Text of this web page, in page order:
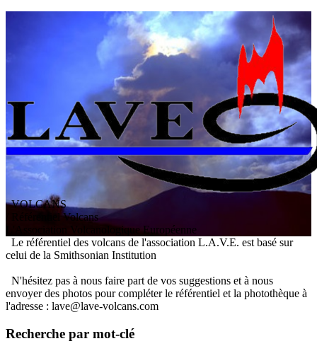
VOLCANS
/ Référentiel Volcans
ssociation V olcanologiqueEuropéenne
Le référentiel des volcans de l'association L.A.V.E. est basé sur
celui de la Smithsonian Institution
N'hésitez pas à nous faire part de vos suggestions et à nous
envoyer des photos pour compléter le référentiel et la photothèque à
l'adresse : lave@lave-volcans.com
Recherche par mot-clé